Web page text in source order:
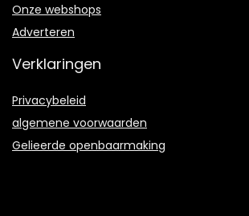
Onze webshops
Adverteren
Verklaringen
Privacybeleid
algemene voorwaarden
Gelieerde openbaarmaking